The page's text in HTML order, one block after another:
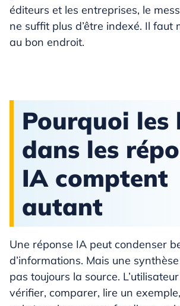
éditeurs et les entreprises, le
ne suffit plus d’être indexé. Il faut
au bon endroit.
Pourquoi les
dans les
IA comptent
autant
Une réponse IA peut condenser
d’informations. Mais une
pas toujours la source.
vérifier, comparer, lire un